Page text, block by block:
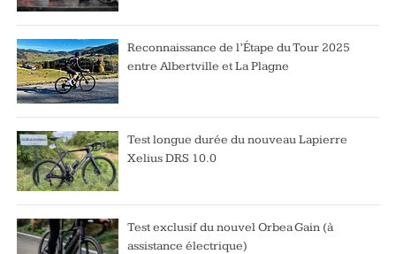
Reconnaissance de l’Étape du Tour 2025
entre Albertville et La Plagne
Test longue durée du nouveau Lapierre
Xelius DRS 10.0
Test exclusif du nouvel Orbea Gain (à
assistance électrique)